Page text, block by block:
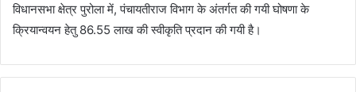
विधानसभा क्षेत्र पुरोला में, पंचायतीराज विभाग के अंतर्गत की गयी घोषणा के
क्रियान्वयन हेतु 86.55 लाख की स्वीकृति प्रदान की गयी है।